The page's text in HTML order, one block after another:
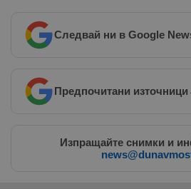
Следвай ни в Google
Предпочитани източници
Изпращайте снимки и